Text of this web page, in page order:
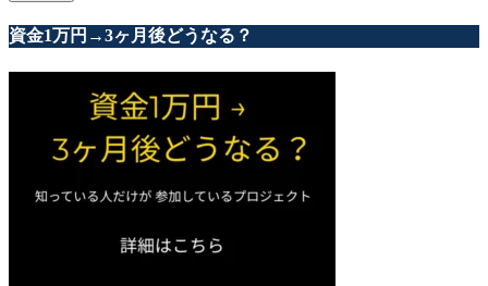
資金1万円→3ヶ月後どうなる？